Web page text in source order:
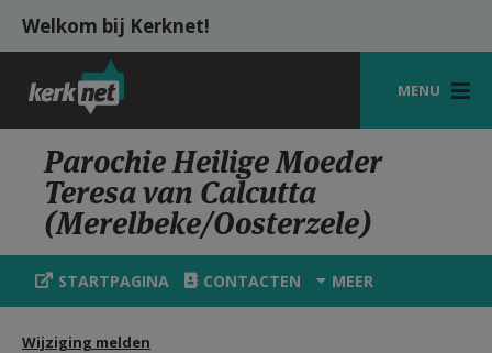
Overslaan en naar de inhoud gaan
Welkom bij Kerknet!
MENU
STARTPAGINA
KERK
VIERINGEN
SHOP
ZOEKEN
Parochie Heilige Moeder
Teresa van Calcutta
(Merelbeke/Oosterzele)
STARTPAGINA CONTACTEN MEER
Wijziging melden